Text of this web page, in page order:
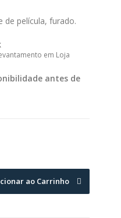
de película, furado.
em Loja
antes de
ao Carrinho